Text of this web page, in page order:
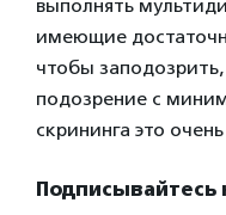
выполнять
имеющие
чтобы
подозрение с
скрининга это
Подписывайтесь